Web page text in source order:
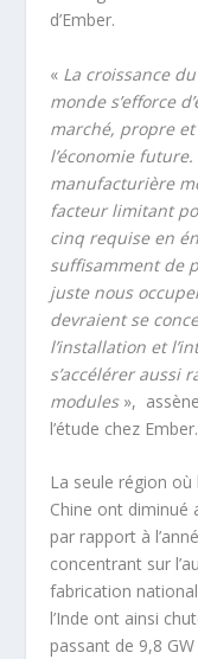
d’Ember.
« La croissance
monde s’efforce
marché, propre
l’économie
manufacturière
facteur limitant
cinq requise en
suffisamment de
juste nous
devraient se
l’installation et
s’accélérer aussi
modules»,
l’étude chez Ember.
La seule région
Chine ont diminué
par rapport à
concentrant sur
fabrication
l’Inde ont ainsi
passant de 9,8